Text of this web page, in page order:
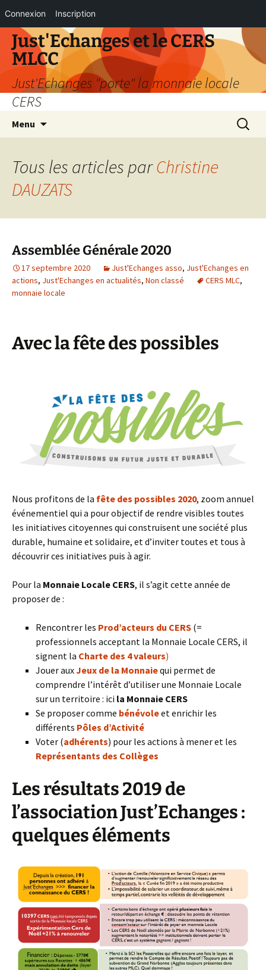
Connexion Inscription
Aller
contenu
Just'Echanges et le CERS
MLCC
Just'Echanges "porte" la monnaie locale
CERS
Menu
Tous les articles parChristine
DAUZATS
Assemblée Générale 2020
17 septembre 2020 Just'Echanges asso, Just'Echanges en
actions, Just'Echanges en actualités, Non classé CERS MLC,
monnaie locale
Avec la fête des possibles
Nous profitons de la fête des possibles 2020, zoom annuel
événementiel qui a pour objectif de rendre visibles toutes
les initiatives citoyennes qui construisent une société plus
durable, humaine et solidaire, et d’inviter toutes et tous à
découvrir ces initiatives puis à agir.
Pour la Monnaie Locale CERS, il s’agit cette année de
proposer de :
Rencontrer les Prod’acteurs du CERS (=
professionnels acceptant la Monnaie Locale CERS, il
signent la Charte des 4 valeurs)
Jouer auxJeux de la Monnaiequi permet de
comprendre l’intérêt d’utiliser une Monnaie Locale
sur un territoire : ici la Monnaie CERS
Se proposer comme bénévoleet enrichir les
différents Pôles d’Activité
Voter (adhérents) pour les actions à mener et les
Représentants des Collèges
Les résultats 2019 de
l’association Just’Echanges :
quelques éléments